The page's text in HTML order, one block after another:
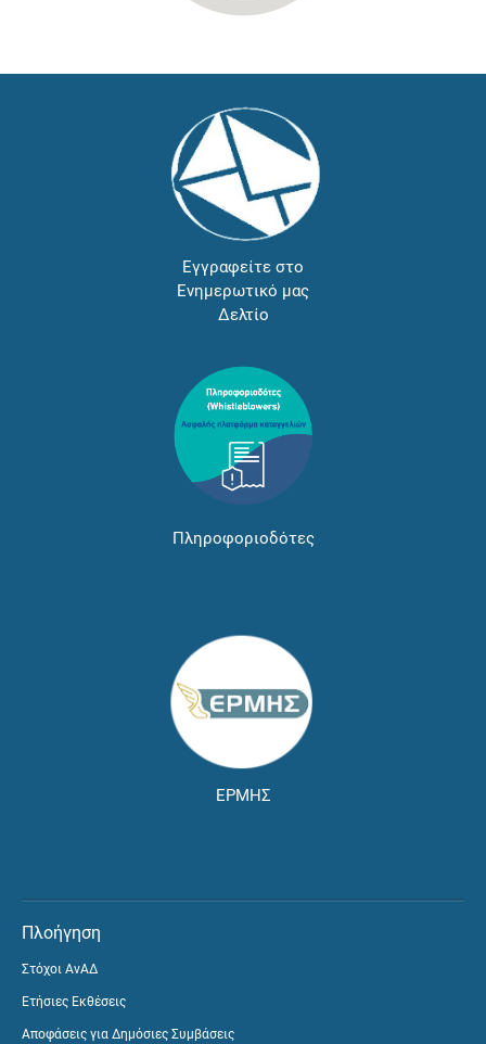
Εγγραφείτε στο
Ενημερωτικό μας
Δελτίο
Πληροφοριοδότες
ΕΡΜΗΣ
Πλοήγηση
Στόχοι ΑνΑΔ
Ετήσιες Εκθέσεις
Αποφάσεις για Δημόσιες Συμβάσεις